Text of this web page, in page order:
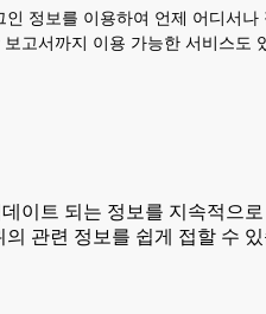
인 정보를 이용하여 언제 어디서
고서까지 이용 가능한 서비스도
이트 되는 정보를 지속적으
관련 정보를 쉽게 접할 수